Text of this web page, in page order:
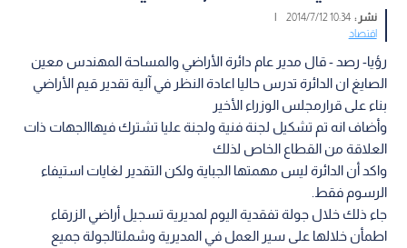
نشر :10:34 2014/7/12
|
اقتصاد
رؤيا- رصد - قال مدير عام دائرة الأراضي والمساحة المهندس معين
الصايغ ان الدائرة تدرس حاليا اعادة النظر في آلية تقدير قيم الأراضي
بناء على قرارمجلس الوزراء الأخير
وأضاف انه تم تشكيل لجنة فنية ولجنة عليا تشترك فيهاالجهات ذات
العلاقة من القطاع الخاص لذلك
واكد أن الدائرة ليس مهمتها الجباية ولكن التقدير لغايات استيفاء
الرسوم فقط.
جاء ذلك خلال جولة تفقدية اليوم لمديرية تسجيل أراضي الزرقاء
اطمأن خلالها على سير العمل في المديرية وشملتالجولة جميع